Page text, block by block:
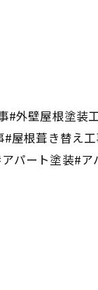
外壁屋根塗装
屋根葺き替え
パート塗装#ア